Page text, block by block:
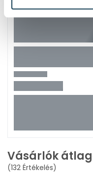
Vásárlók
(132 Értékelés)